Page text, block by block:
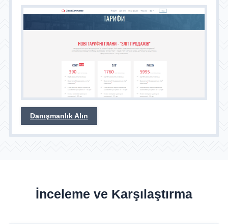
Danışmanlık Alın
İnceleme ve Karşılaştırma